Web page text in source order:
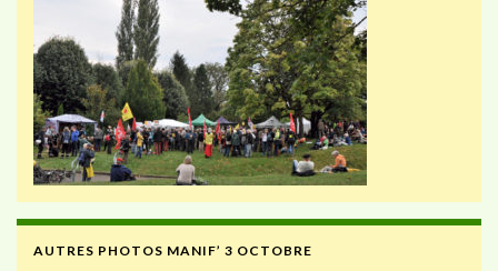
AUTRES PHOTOS MANIF’ 3 OCTOBRE